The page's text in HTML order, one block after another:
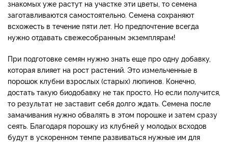
знакомых уже растут на участке эти цветы, то семена
заготавливаются самостоятельно. Семена сохраняют
всхожесть в течение пяти лет. Но предпочтение всегда
нужно отдавать свежесобранным экземплярам!
При подготовке семян нужно знать еще про одну добавку,
которая влияет на рост растений. Это измельченные в
порошок клубни взрослых (старых) люпинов. Конечно,
достать такую биодобавку не так просто. Но если получится,
то результат не заставит себя долго ждать. Семена после
замачивания нужно обвалять в этом порошке и затем сразу
сеять. Благодаря порошку из клубней у молодых всходов
будут в ускоренном темпе развиваться нужные им для